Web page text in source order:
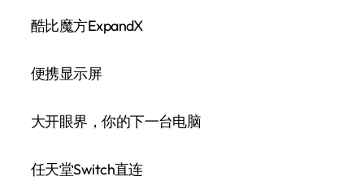
酷比魔方ExpandX
便携显示屏
大开眼界，你的下一台电脑
任天堂Switch直连